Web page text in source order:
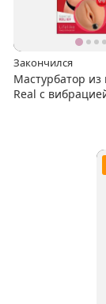
Закончился
Мастурбатор из
Real с